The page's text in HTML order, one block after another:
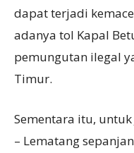
dapat terjadi
adanya tol Kapal
pemungutan ilegal
Timur.
Sementara itu,
– Lematang